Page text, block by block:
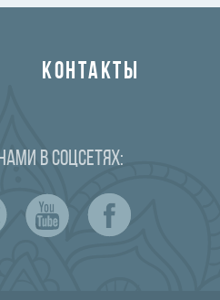
КОНТАКТЫ
в соцсетях: